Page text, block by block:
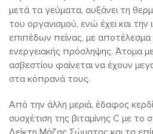
μετά τα γεύματα, αυξάνει τη
του οργανισμού, ενώ έχει και
επιπέδων πείνας, με αποτέλεσμα
ενεργειακής πρόσληψης. Άτομα
ασβεστίου φαίνεται να έχουν
στα κόπρανά τους.
Από την άλλη μεριά, έδαφος
συσχέτιση της βιταμίνης C με το